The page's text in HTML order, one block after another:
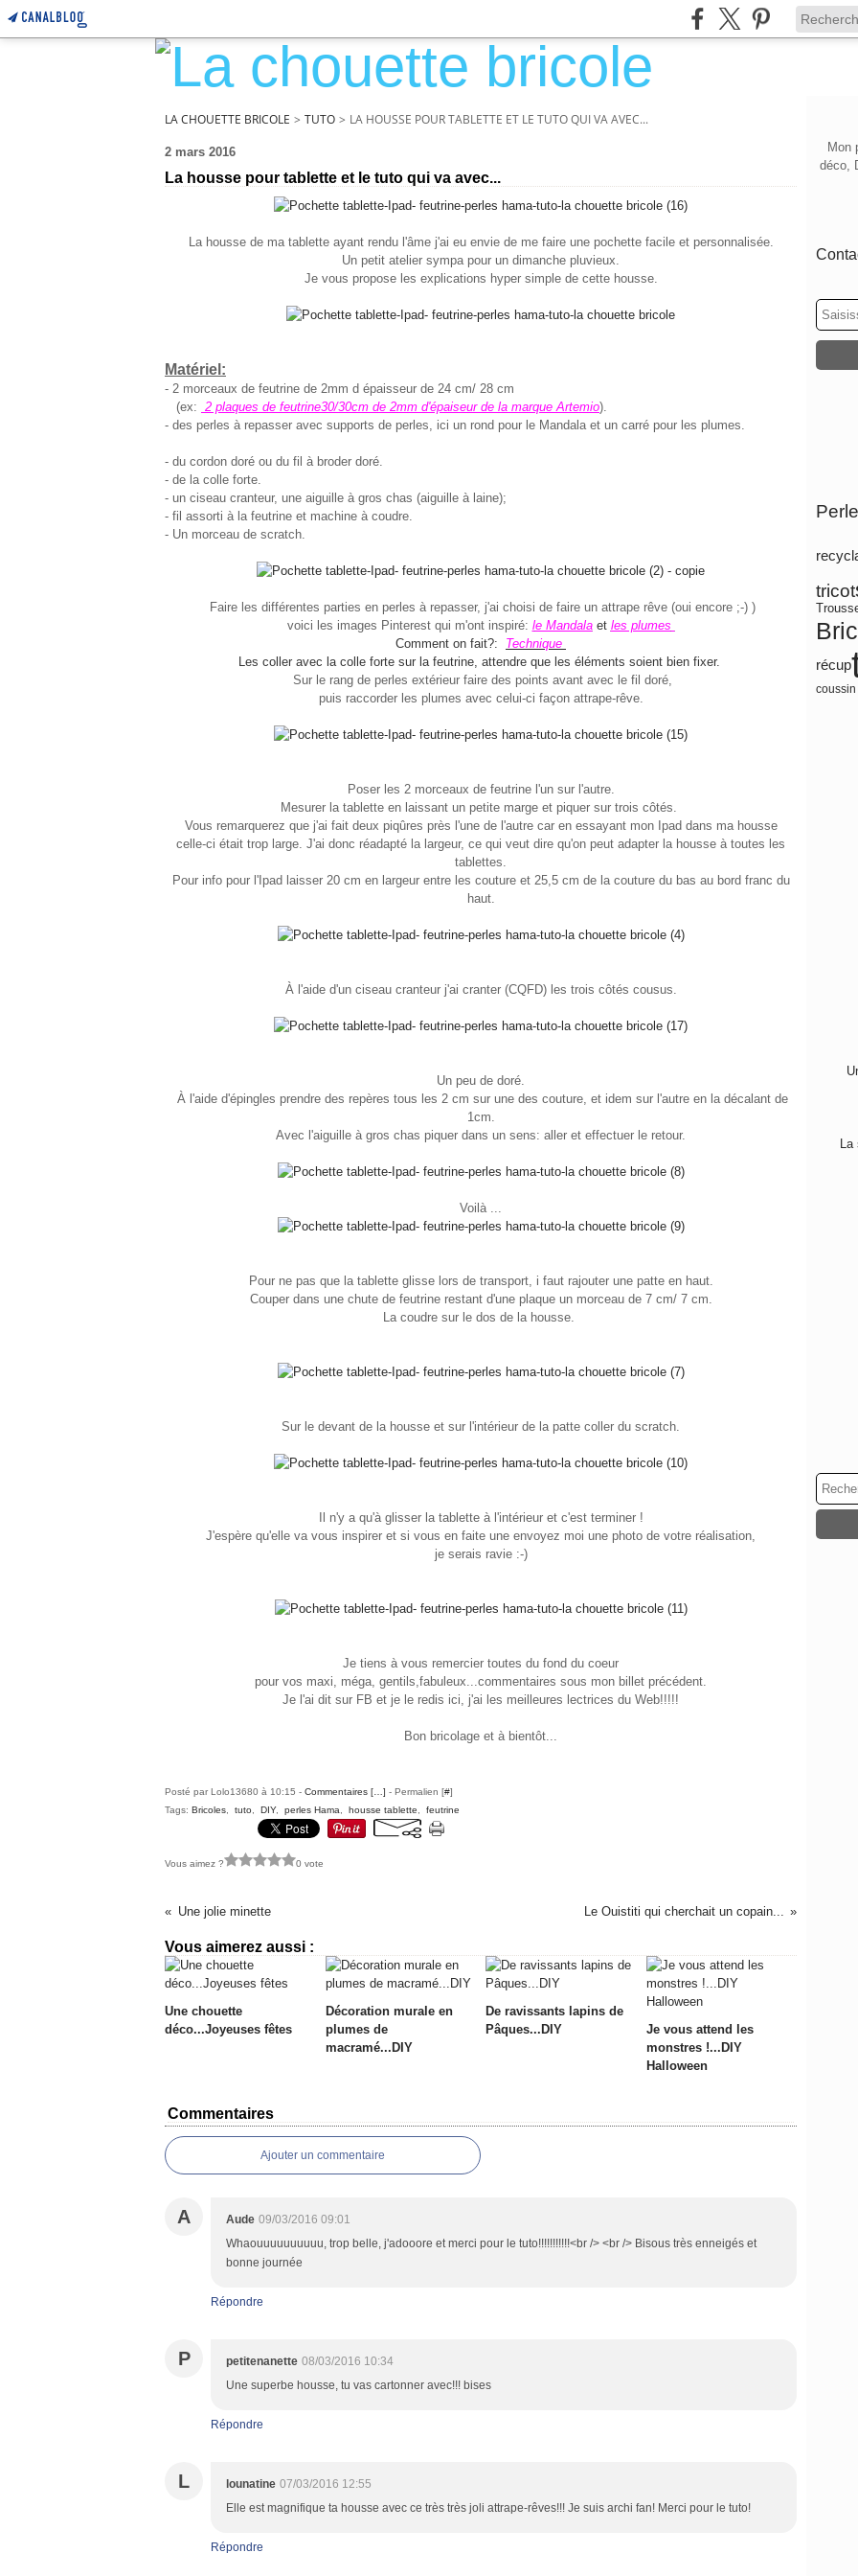
LA CHOUETTE BRICOLE > TUTO > LA HOUSSE POUR TABLETTE ET LE TUTO QUI VA AVEC...
2 mars 2016
La housse pour tablette et le tuto qui va avec...
La housse de ma tablette ayant rendu l'âme j'ai eu envie de me faire une pochette facile et personnalisée.
Un petit atelier sympa pour un dimanche pluvieux.
Je vous propose les explications hyper simple de cette housse.
Matériel:
- 2 morceaux de feutrine de 2mm d épaisseur de 24 cm/ 28 cm
(ex: 2 plaques de feutrine30/30cm de 2mm d'épaiseur de la marque Artemio).
- des perles à repasser avec supports de perles, ici un rond pour le Mandala et un carré pour les plumes.
- du cordon doré ou du fil à broder doré.
- de la colle forte.
- un ciseau cranteur, une aiguille à gros chas (aiguille à laine);
- fil assorti à la feutrine et machine à coudre.
- Un morceau de scratch.
Faire les différentes parties en perles à repasser, j'ai choisi de faire un attrape rêve (oui encore ;-) )
voici les images Pinterest qui m'ont inspiré: le Mandala et les plumes
Comment on fait?: Technique
Les coller avec la colle forte sur la feutrine, attendre que les éléments soient bien fixer.
Sur le rang de perles extérieur faire des points avant avec le fil doré,
puis raccorder les plumes avec celui-ci façon attrape-rêve.
Poser les 2 morceaux de feutrine l'un sur l'autre.
Mesurer la tablette en laissant un petite marge et piquer sur trois côtés.
Vous remarquerez que j'ai fait deux piqûres près l'une de l'autre car en essayant mon Ipad dans ma housse
celle-ci était trop large. J'ai donc réadapté la largeur, ce qui veut dire qu'on peut adapter la housse à toutes les
tablettes.
Pour info pour l'Ipad laisser 20 cm en largeur entre les couture et 25,5 cm de la couture du bas au bord franc du
haut.
À l'aide d'un ciseau cranteur j'ai cranter (CQFD) les trois côtés cousus.
Un peu de doré.
À l'aide d'épingles prendre des repères tous les 2 cm sur une des couture, et idem sur l'autre en la décalant de
1cm.
Avec l'aiguille à gros chas piquer dans un sens: aller et effectuer le retour.
Voilà ...
Pour ne pas que la tablette glisse lors de transport, i faut rajouter une patte en haut.
Couper dans une chute de feutrine restant d'une plaque un morceau de 7 cm/ 7 cm.
La coudre sur le dos de la housse.
Sur le devant de la housse et sur l'intérieur de la patte coller du scratch.
Il n'y a qu'à glisser la tablette à l'intérieur et c'est terminer !
J'espère qu'elle va vous inspirer et si vous en faite une envoyez moi une photo de votre réalisation,
je serais ravie :-)
Je tiens à vous remercier toutes du fond du coeur
pour vos maxi, méga, gentils,fabuleux...commentaires sous mon billet précédent.
Je l'ai dit sur FB et je le redis ici, j'ai les meilleures lectrices du Web!!!!!
Bon bricolage et à bientôt...
Posté par Lolo13680 à 10:15 - Commentaires [ ] - Permalien [#]
Tags: Bricoles tuto DIY, perles Hama housse tablette feutrine
Vous aimez ? 0 vote
Une jolie minette Le Ouistiti qui cherchait un copain...
Vous aimerez aussi :
Une chouette
déco...Joyeuses fêtes
Décoration murale en
plumes de
macramé...DIY
De ravissants lapins de
Pâques...DIY
Je vous attend les
monstres !...DIY
Halloween
Commentaires
Ajouter un commentaire
A Aude 09/03/2016 09:01
Whaouuuuuuuuuu, trop belle, j'adooore et merci pour le tuto!!!!!!!!!!!<br /> <br /> Bisous très enneigés et
bonne journée
Répondre
P petitenanette 08/03/2016 10:34
Une superbe housse, tu vas cartonner avec!!! bises
Répondre
L lounatine 07/03/2016 12:55
Elle est magnifique ta housse avec ce très très joli attrape-rêves!!! Je suis archi fan! Merci pour le tuto!
Répondre
Mon
déco,
tricot
récup
coussin
La